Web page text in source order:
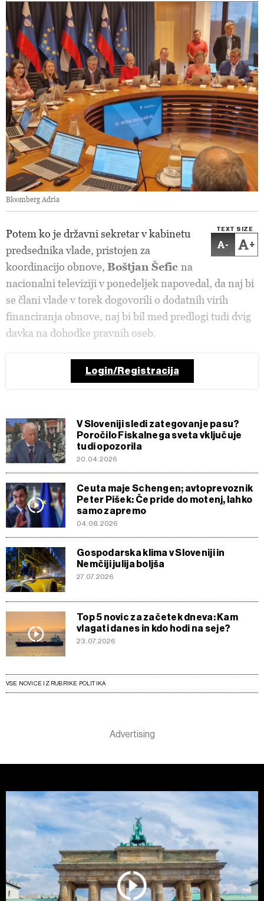
Bloomberg Adria
TEXT SIZE
- +
Potem ko je državni sekretar v kabinetu
predsednika vlade, pristojen za
koordinacijo obnove, Boštjan Šefic na
nacionalni televiziji v ponedeljek napovedal, da naj bi
se člani vlade v torek dogovorili o dodatnih virih
financiranja obnove, naj bi bil med predlogi tudi dvig
davka na dohodke pravnih oseb.
Login/Registracija
V Sloveniji sledi zategovanje pasu?
Poročilo Fiskalnega sveta vključuje
tudi opozorila
20.04.2026
Ceuta maje Schengen; avtoprevoznik
Peter Pišek: Če pride do motenj, lahko
samo zapremo
04.08.2026
Gospodarska klima v Sloveniji in
Nemčiji julija boljša
27.07.2026
Top 5 novic za začetek dneva: Kam
vlagati danes in kdo hodi na seje?
23.07.2026
VSE NOVICE IZ RUBRIKE POLITIKA